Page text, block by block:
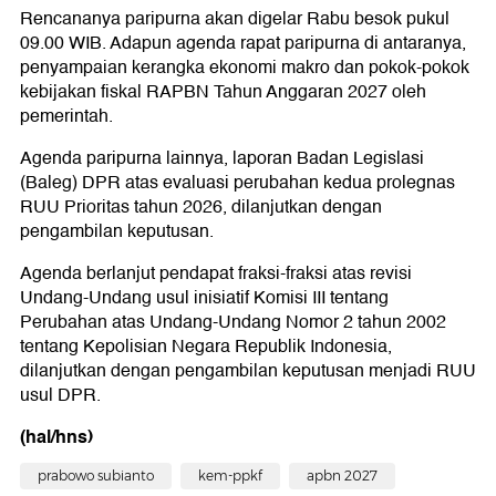
Rencananya paripurna akan digelar Rabu besok pukul
09.00 WIB. Adapun agenda rapat paripurna di antaranya,
penyampaian kerangka ekonomi makro dan pokok-pokok
kebijakan fiskal RAPBN Tahun Anggaran 2027 oleh
pemerintah.
Agenda paripurna lainnya, laporan Badan Legislasi
(Baleg) DPR atas evaluasi perubahan kedua prolegnas
RUU Prioritas tahun 2026, dilanjutkan dengan
pengambilan keputusan.
Agenda berlanjut pendapat fraksi-fraksi atas revisi
Undang-Undang usul inisiatif Komisi III tentang
Perubahan atas Undang-Undang Nomor 2 tahun 2002
tentang Kepolisian Negara Republik Indonesia,
dilanjutkan dengan pengambilan keputusan menjadi RUU
usul DPR.
(hal/hns)
prabowo subianto kem-ppkf apbn 2027